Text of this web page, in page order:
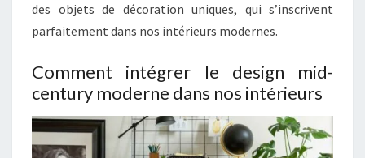
des objets de décoration uniques, qui s’inscrivent
parfaitement dans nos intérieurs modernes.
Comment intégrer le design mid-
century moderne dans nos intérieurs